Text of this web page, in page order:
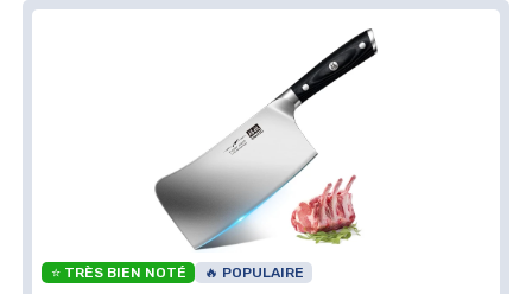
⭐ TRÈS BIEN NOTÉ 🔥 POPULAIRE